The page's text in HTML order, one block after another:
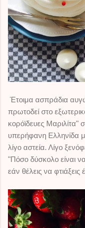
Έτοιμα ασπράδια
πρωτοδεί στο
κορόϊδευες
υπερήφανη Ελληνίδα
λίγο αστεία. Λίγο
"Πόσο δύσκολο είναι
εάν θέλεις να